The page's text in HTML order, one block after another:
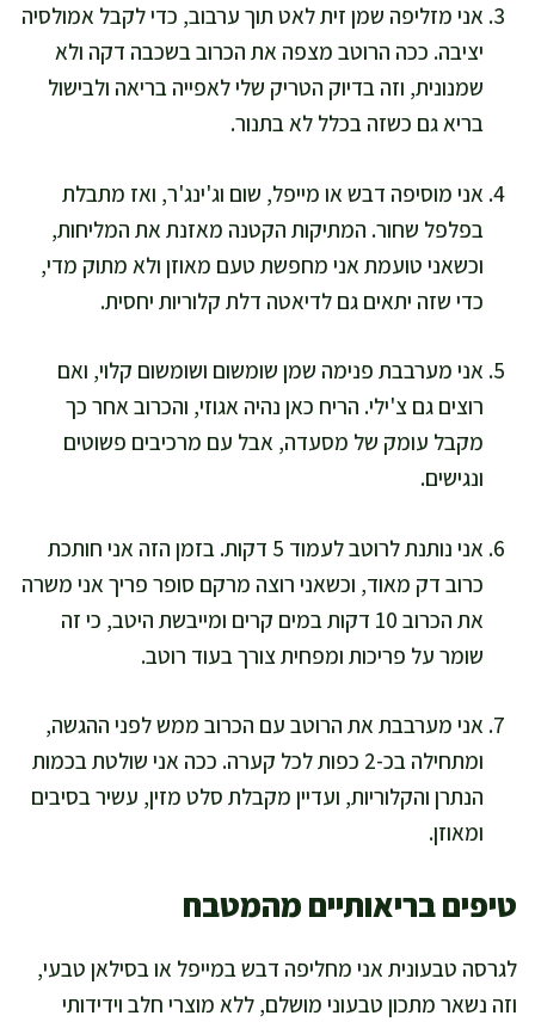
אני מזליפה שמן זית לאט תוך ערבוב, כדי לקבל אמולסיה
יציבה. ככה הרוטב מצפה את הכרוב בשכבה דקה ולא
שמנונית, וזה בדיוק הטריק שלי לאפייה בריאה ולבישול
בריא גם כשזה בכלל לא בתנור.
אני מוסיפה דבש או מייפל, שום וג'ינג'ר, ואז מתבלת
בפלפל שחור. המתיקות הקטנה מאזנת את המליחות,
וכשאני טועמת אני מחפשת טעם מאוזן ולא מתוק מדי,
כדי שזה יתאים גם לדיאטה דלת קלוריות יחסית.
אני מערבבת פנימה שמן שומשום ושומשום קלוי, ואם
רוצים גם צ'ילי. הריח כאן נהיה אגוזי, והכרוב אחר כך
מקבל עומק של מסעדה, אבל עם מרכיבים פשוטים
ונגישים.
אני נותנת לרוטב לעמוד 5 דקות. בזמן הזה אני חותכת
כרוב דק מאוד, וכשאני רוצה מרקם סופר פריך אני משרה
את הכרוב 10 דקות במים קרים ומייבשת היטב, כי זה
שומר על פריכות ומפחית צורך בעוד רוטב.
אני מערבבת את הרוטב עם הכרוב ממש לפני ההגשה,
ומתחילה בכ-2 כפות לכל קערה. ככה אני שולטת בכמות
הנתרן והקלוריות, ועדיין מקבלת סלט מזין, עשיר בסיבים
ומאוזן.
טיפים בריאותיים מהמטבח
לגרסה טבעונית אני מחליפה דבש במייפל או בסילאן טבעי,
וזה נשאר מתכון טבעוני מושלם, ללא מוצרי חלב וידידותי